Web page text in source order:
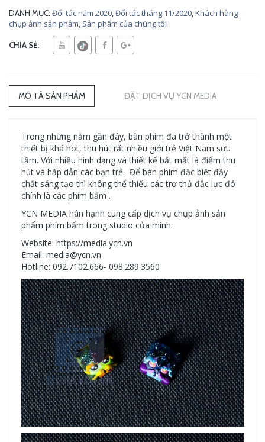
DANH MỤC: Đối tác năm 2020,Đối tác tháng 11/2020,Khách hàng
chụp ảnh sản phảm, Sản phẩm của chúng tôi
CHIA SẺ:
MÔ TẢ SẢN PHẨM ĐẶT DỊCH VỤ YCN MEDIA
Trong những năm gần đây, bàn phím đã trở thành một
thiết bị khá hot, thu hút rất nhiều giới trẻ Việt Nam sưu
tầm. Với nhiều hình dạng và thiết kế bắt mắt là điểm thu
hút và hấp dẫn các bạn trẻ. Để bàn phím đặc biệt đầy
chất sáng tạo thì không thể thiếu các trợ thủ đắc lực đó
chính là các phím bấm .
YCN MEDIA hân hạnh cung cấp dịch vụ chụp ảnh sản
phẩm phím bấm trong studio của mình.
Website: https://media.ycn.vn
Email: media@ycn.vn
Hotline: 092.7102.666- 098.289.3560